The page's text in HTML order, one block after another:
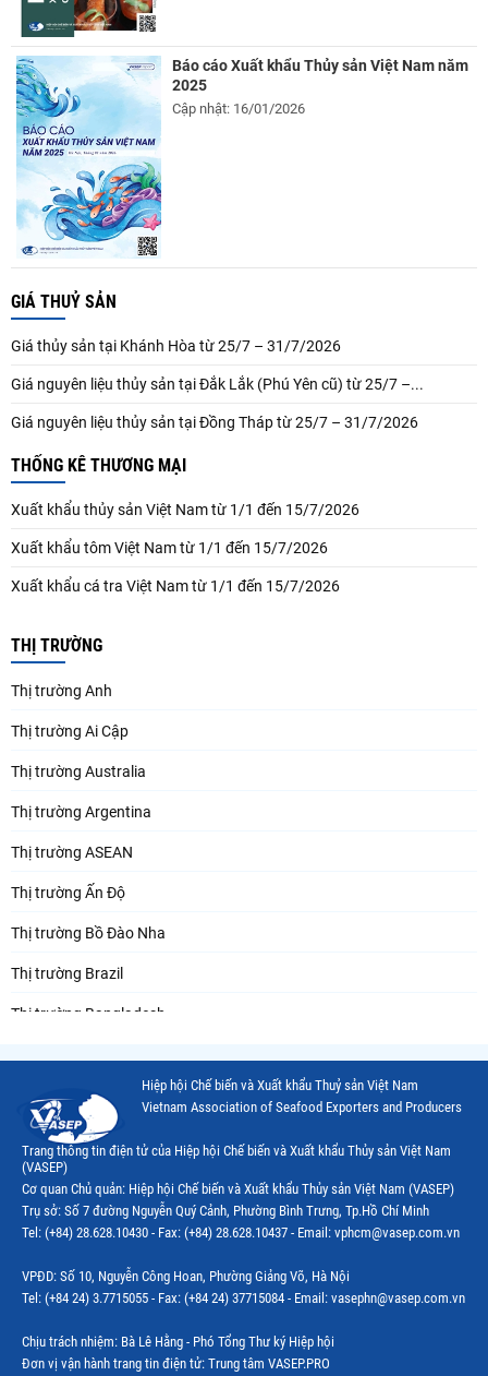
Báo cáo Xuất khẩu Thủy sản Việt Nam năm
2025
Cập nhật: 16/01/2026
GIÁ THUỶ SẢN
Giá thủy sản tại Khánh Hòa từ 25/7 – 31/7/2026
Giá nguyên liệu thủy sản tại Đắk Lắk (Phú Yên cũ) từ 25/7 –...
Giá nguyên liệu thủy sản tại Đồng Tháp từ 25/7 – 31/7/2026
THỐNG KÊ THƯƠNG MẠI
Xuất khẩu thủy sản Việt Nam từ 1/1 đến 15/7/2026
Xuất khẩu tôm Việt Nam từ 1/1 đến 15/7/2026
Xuất khẩu cá tra Việt Nam từ 1/1 đến 15/7/2026
THỊ TRƯỜNG
Thị trường Anh
Thị trường Ai Cập
Thị trường Australia
Thị trường Argentina
Thị trường ASEAN
Thị trường Ấn Độ
Thị trường Bồ Đào Nha
Thị trường Brazil
Thị trường Bangladesh
Thị trường Canada
Thị trường Ecuador
Thị trường EU
Thị trường Indonesia
Thị trường Mỹ
Thị trường Nga
Hiệp hội Chế biến và Xuất khẩu Thuỷ sản Việt Nam
Vietnam Association of Seafood Exporters and Producers
Trang thông tin điện tử của Hiệp hội Chế biến và Xuất khẩu Thủy sản Việt Nam
(VASEP)
Cơ quan Chủ quản: Hiệp hội Chế biến và Xuất khẩu Thủy sản Việt Nam (VASEP)
Trụ sở: Số 7 đường Nguyễn Quý Cảnh, Phường Bình Trưng, Tp.Hồ Chí Minh
Tel: (+84) 28.628.10430 - Fax: (+84) 28.628.10437 - Email: vphcm@vasep.com.vn
VPĐD: Số 10, Nguyễn Công Hoan, Phường Giảng Võ, Hà Nội
Tel: (+84 24) 3.7715055 - Fax: (+84 24) 37715084 - Email: vasephn@vasep.com.vn
Chịu trách nhiệm: Bà Lê Hằng - Phó Tổng Thư ký Hiệp hội
Đơn vị vận hành trang tin điện tử: Trung tâm VASEP.PRO